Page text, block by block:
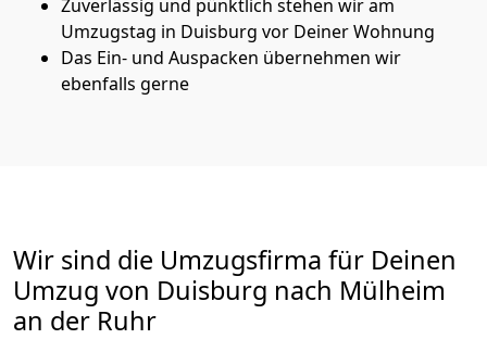
Zuverlässig und pünktlich stehen wir am
Umzugstag in Duisburg vor Deiner Wohnung
Das Ein- und Auspacken übernehmen wir
ebenfalls gerne
Wir sind die Umzugsfirma für Deinen
Umzug von Duisburg nach Mülheim
an der Ruhr